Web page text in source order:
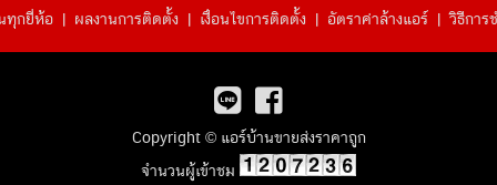
ทุกยี่ห้อ| ผลงานการติดตั้ง เงื่อนไขการติดตั้ง อัตราค่าล้างแอร์ วิธีการ
Copyright © แอร์บ้านขายส่งราคาถูก
จำนวนผู้เข้าชม